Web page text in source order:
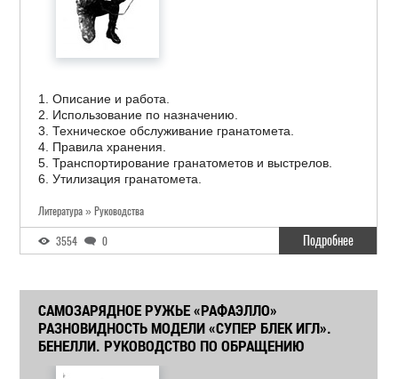
1. Описание и работа.
2. Использование по назначению.
3. Техническое обслуживание гранатомета.
4. Правила хранения.
5. Транспортирование гранатометов и выстрелов.
6. Утилизация гранатомета.
Литература » Руководства
3554 0 Подробнее
САМОЗАРЯДНОЕ РУЖЬЕ «РАФАЭЛЛО»
РАЗНОВИДНОСТЬ МОДЕЛИ «СУПЕР БЛЕК ИГЛ».
БЕНЕЛЛИ. РУКОВОДСТВО ПО ОБРАЩЕНИЮ